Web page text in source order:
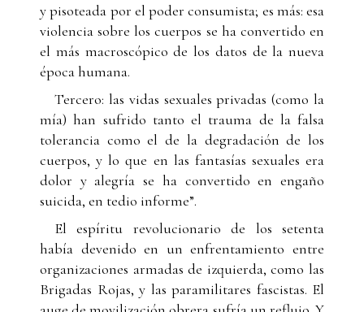
y pisoteada por el poder consumista; es más: esa
violencia sobre los cuerpos se ha convertido en
el más macroscópico de los datos de la nueva
época humana.
Tercero: las vidas sexuales privadas (como la
mía) han sufrido tanto el trauma de la falsa
tolerancia como el de la degradación de los
cuerpos, y lo que en las fantasías sexuales era
dolor y alegría se ha convertido en engaño
suicida, en tedio informe”.
El espíritu revolucionario de los setenta
había devenido en un enfrentamiento entre
organizaciones armadas de izquierda, como las
Brigadas Rojas, y las paramilitares fascistas. El